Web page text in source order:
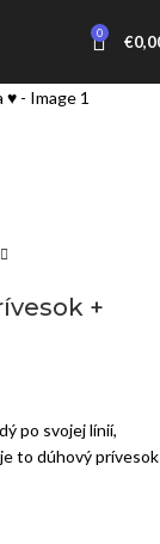
0 €
+
po svojej línií,
to dúhový prívesok